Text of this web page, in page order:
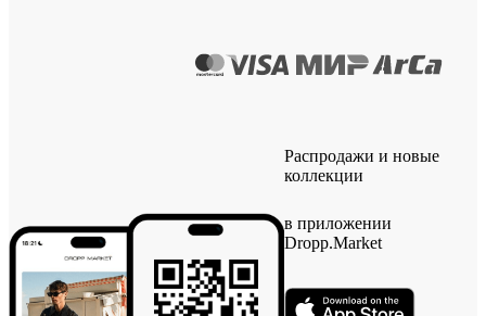
Распродажи и новые
коллекции
в приложении
Dropp.Market